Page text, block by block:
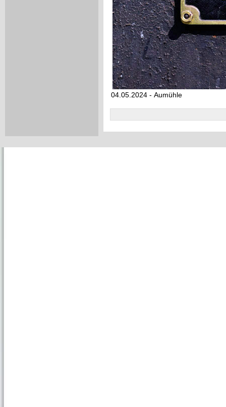
04.05.2024 - Aumühle